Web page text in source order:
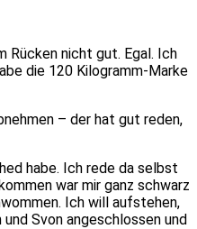
Rücken nicht gut. Egal. Ich
die 120 Kilogramm-Marke
– der hat gut reden,
habe. Ich rede da selbst
war mir ganz schwarz
Ich will aufstehen,
Svon angeschlossen und